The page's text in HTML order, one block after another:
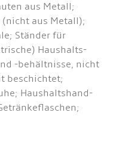
aus Metall;
aus Metall);
Ständer für
Haushalts-
-behältnisse, nicht
beschichtet;
Haushaltshand-